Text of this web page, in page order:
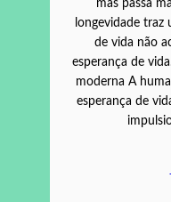
mas passa
longevidade traz
de vida não
esperança de
moderna A
esperança de